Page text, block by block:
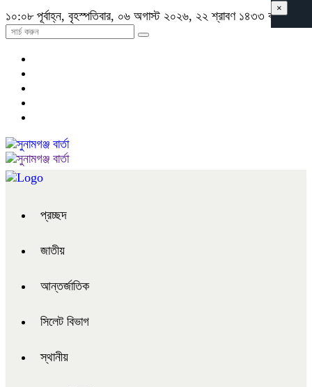
১০:০৮ পূর্বাহ্ন, বৃহস্পতিবার, ০৬ অগাস্ট ২০২৬, ২২ শ্রাবণ ১৪৩৩ বঙ্গাব্দ
প্রচ্ছদ
জাতীয়
আন্তর্জাতিক
সিলেট বিভাগ
স্থানীয়
×